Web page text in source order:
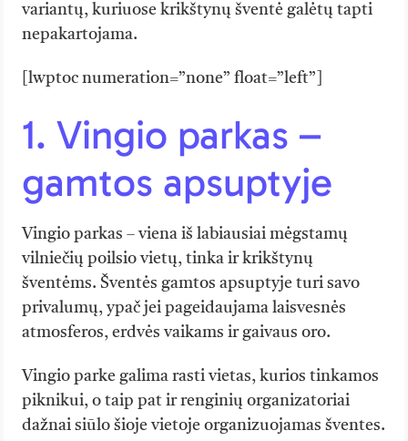
variantų, kuriuose krikštynų šventė galėtų tapti
nepakartojama.
[lwptoc numeration=”none” float=”left”]
1. Vingio parkas –
gamtos apsuptyje
Vingio parkas – viena iš labiausiai mėgstamų
vilniečių poilsio vietų, tinka ir krikštynų
šventėms. Šventės gamtos apsuptyje turi savo
privalumų, ypač jei pageidaujama laisvesnės
atmosferos, erdvės vaikams ir gaivaus oro.
Vingio parke galima rasti vietas, kurios tinkamos
piknikui, o taip pat ir renginių organizatoriai
dažnai siūlo šioje vietoje organizuojamas šventes.